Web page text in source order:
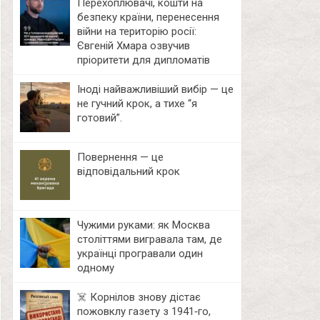
Перехоплювачі, кошти на
безпеку країни, перенесення
війни на територію росії:
Євгеній Хмара озвучив
пріоритети для дипломатів
Іноді найважливіший вибір — це
не гучний крок, а тихе “я
готовий”.
Повернення — це
відповідальний крок
Чужими руками: як Москва
століттями вигравала там, де
українці програвали один
одному
☠️ Корнілов знову дістає
пожовклу газету з 1941‑го,